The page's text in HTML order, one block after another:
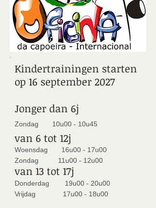
Kindertrainingen starten
op 16 september 2027
Jonger dan 6j
Zondag 10u00 - 10u45
van 6 tot 12j
Woensdag 16u00 - 17u00
Zondag 11u00 - 12u00
van 13 tot 17j
Donderdag 19u00 - 20u00
Vrijdag 17u00 - 18u00